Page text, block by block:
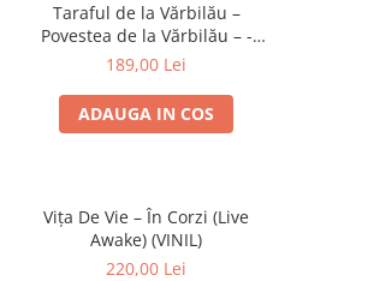
Taraful de la Vărbilău –
Povestea de la Vărbilău – -
Electrecord, (Disc Vinil)
189,00 Lei
ADAUGA IN COS
Vița De Vie – În Corzi (Live
Awake) (VINIL)
220,00 Lei